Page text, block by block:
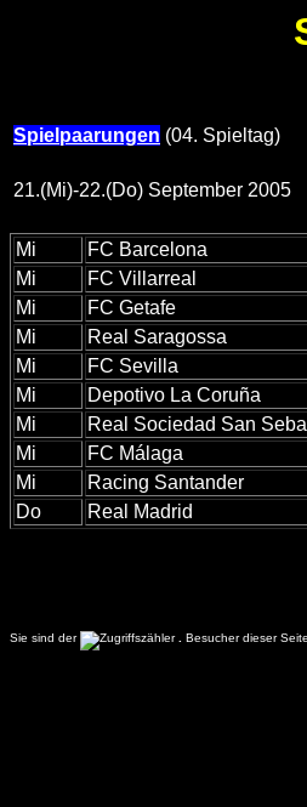
Spielpaarungen (04. Spieltag)
21.(Mi)-22.(Do) September 2005
Mi FC Barcelona
Mi
FC Villarreal
Mi
FC Getafe
Mi
Real Saragossa
Mi
FC Sevilla
Mi
Depotivo La Coruña
Mi
Real Sociedad San
Mi
FC Málaga
Mi
Racing Santander
Do
Real Madrid
Sie sind der . Besucher dieser